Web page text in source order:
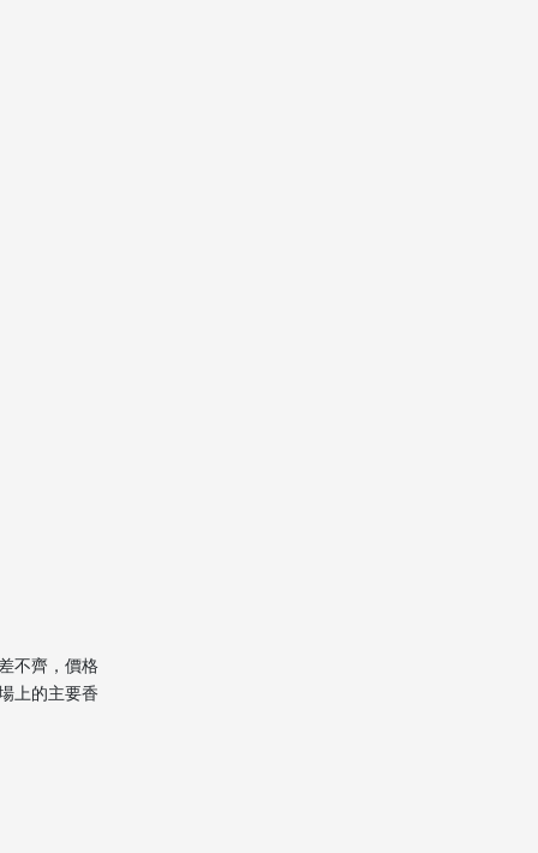
不齊，價格
上的主要香